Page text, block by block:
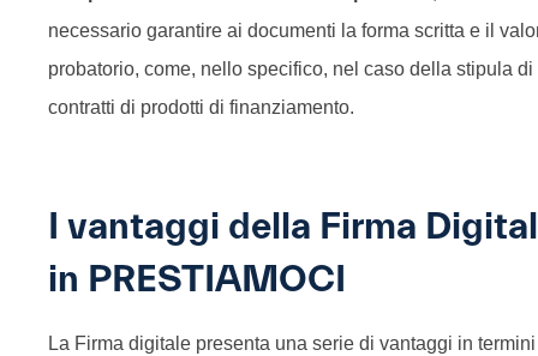
necessario garantire ai documenti la forma scritta e il
probatorio, come, nello specifico, nel caso della stipula di
contratti di prodotti di finanziamento.
I vantaggi della Firma
in PRESTIAMOCI
La Firma digitale presenta una serie di vantaggi in termini